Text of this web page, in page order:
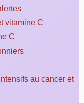
vitamine C
C
au cancer et